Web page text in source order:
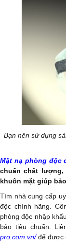
Bạn nên sử dụng
Mặt nạ phòng độc
chuẩn chất
khuôn mặt giúp
Tìm nhà cung cấp
độc chính hãng.
phòng độc nhập
bảo tiêu chuẩn.
pro.com.vn/ để được